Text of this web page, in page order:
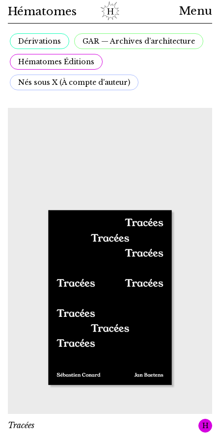
Hématomes Menu
Catalogue
Dérivations GAR — Archives d’architecture
Hématomes Éditions
Nés sous X (À compte d'auteur)
Tracées H